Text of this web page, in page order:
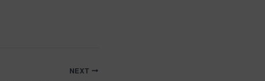
NEXT